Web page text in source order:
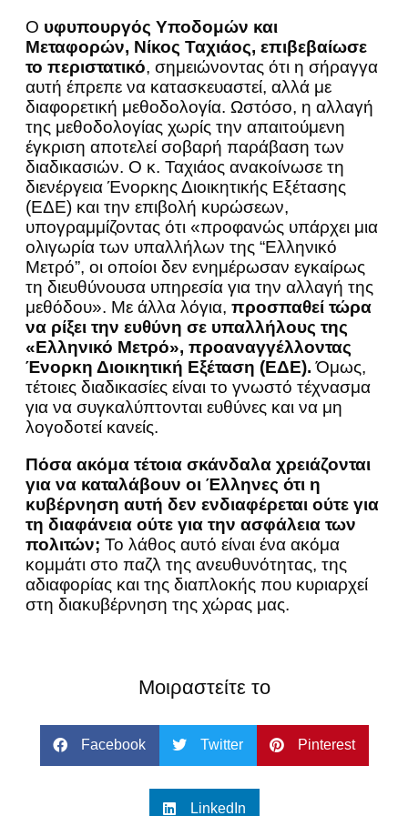
Ο υφυπουργός Υποδομών και
Μεταφορών, Νίκος Ταχιάος, επιβεβαίωσε
το περιστατικό, σημειώνοντας ότι η σήραγγα
αυτή έπρεπε να κατασκευαστεί, αλλά με
διαφορετική μεθοδολογία. Ωστόσο, η αλλαγή
της μεθοδολογίας χωρίς την απαιτούμενη
έγκριση αποτελεί σοβαρή παράβαση των
διαδικασιών. Ο κ. Ταχιάος ανακοίνωσε τη
διενέργεια Ένορκης Διοικητικής Εξέτασης
(ΕΔΕ) και την επιβολή κυρώσεων,
υπογραμμίζοντας ότι «προφανώς υπάρχει μια
ολιγωρία των υπαλλήλων της “Ελληνικό
Μετρό”, οι οποίοι δεν ενημέρωσαν εγκαίρως
τη διευθύνουσα υπηρεσία για την αλλαγή της
μεθόδου». Με άλλα λόγια, προσπαθεί τώρα
να ρίξει την ευθύνη σε υπαλλήλους της
«Ελληνικό Μετρό», προαναγγέλλοντας
Ένορκη Διοικητική Εξέταση (ΕΔΕ).Όμως,
τέτοιες διαδικασίες είναι το γνωστό τέχνασμα
για να συγκαλύπτονται ευθύνες και να μη
λογοδοτεί κανείς.
Πόσα ακόμα τέτοια σκάνδαλα χρειάζονται
για να καταλάβουν οι Έλληνες ότι η
κυβέρνηση αυτή δεν ενδιαφέρεται ούτε για
τη διαφάνεια ούτε για την ασφάλεια των
πολιτών; Το λάθος αυτό είναι ένα ακόμα
κομμάτι στο παζλ της ανευθυνότητας, της
αδιαφορίας και της διαπλοκής που κυριαρχεί
στη διακυβέρνηση της χώρας μας.
Μοιραστείτε το
Facebook Twitter Pinterest
LinkedIn